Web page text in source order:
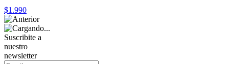
$1.990
Suscribite a
nuestro
newsletter